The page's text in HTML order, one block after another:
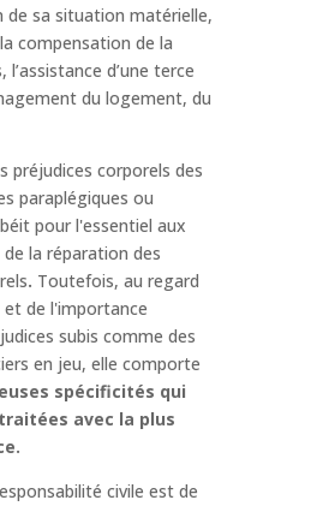
de sa situation matérielle,
compensation de la
d’une terce
du logement, du
préjudices corporels des
paraplégiques ou
pour l'essentiel aux
la réparation des
. Toutefois, au regard
de l'importance
subis comme des
en jeu, elle comporte
spécificités qui
avec la plus
civile est de